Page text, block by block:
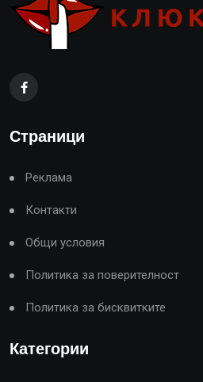
Страници
Реклама
Контакти
Общи условия
Политика за поверителност
Политика за бисквитките
Категории